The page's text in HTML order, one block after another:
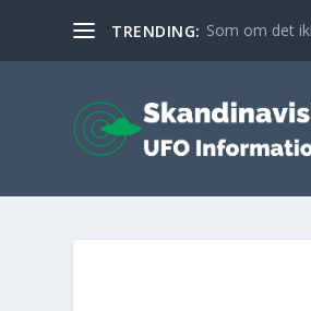
TRENDING: Som om det